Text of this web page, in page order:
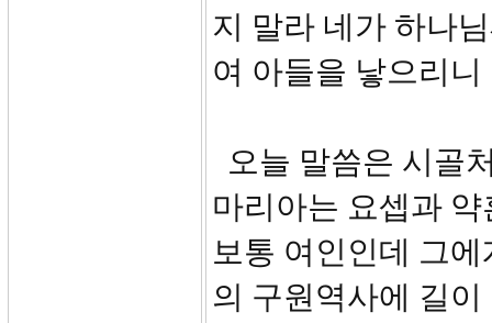
지 말라 네가 하나
여 아들을 낳으리
오늘 말씀은 시골
마리아는 요셉과
보통 여인인데 그
의 구원역사에 길